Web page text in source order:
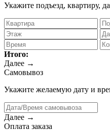
Укажите подъезд, квартиру,
Итого:
Далее →
Самовывоз
Укажите желаемую дату и
Далее →
Оплата заказа